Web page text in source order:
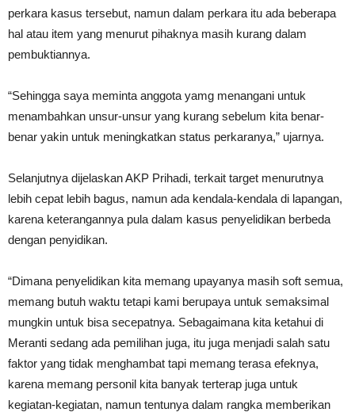
perkara kasus tersebut, namun dalam perkara itu ada beberapa
hal atau item yang menurut pihaknya masih kurang dalam
pembuktiannya.
“Sehingga saya meminta anggota yamg menangani untuk
menambahkan unsur-unsur yang kurang sebelum kita benar-
benar yakin untuk meningkatkan status perkaranya,” ujarnya.
Selanjutnya dijelaskan AKP Prihadi, terkait target menurutnya
lebih cepat lebih bagus, namun ada kendala-kendala di lapangan,
karena keterangannya pula dalam kasus penyelidikan berbeda
dengan penyidikan.
“Dimana penyelidikan kita memang upayanya masih soft semua,
memang butuh waktu tetapi kami berupaya untuk semaksimal
mungkin untuk bisa secepatnya. Sebagaimana kita ketahui di
Meranti sedang ada pemilihan juga, itu juga menjadi salah satu
faktor yang tidak menghambat tapi memang terasa efeknya,
karena memang personil kita banyak terterap juga untuk
kegiatan-kegiatan, namun tentunya dalam rangka memberikan